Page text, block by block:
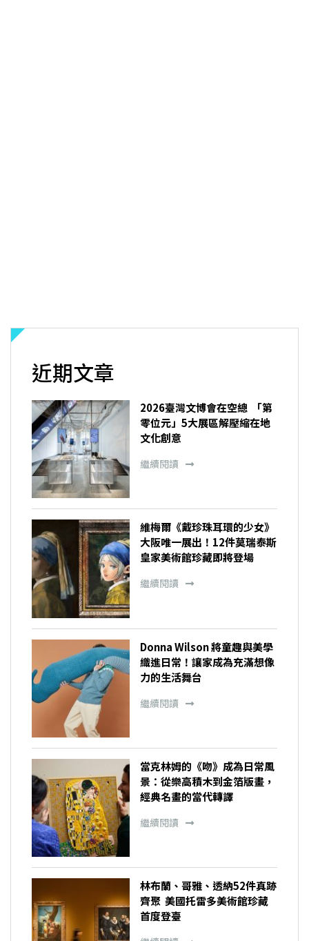
近期文章
2026臺灣文博會在空總 「第
零位元」5大展區解壓縮在地
文化創意
繼續閱讀
維梅爾《戴珍珠耳環的少女》
大阪唯一展出！12件莫瑞泰斯
皇家美術館珍藏即將登場
繼續閱讀
Donna Wilson 將童趣與美學
織進日常！讓家成為充滿想像
力的生活舞台
繼續閱讀
當克林姆的《吻》成為日常風
景：從樂高積木到金箔版畫，
經典名畫的當代轉譯
繼續閱讀
林布蘭、哥雅、透納52件真跡
齊聚 美國托雷多美術館珍藏
首度登臺